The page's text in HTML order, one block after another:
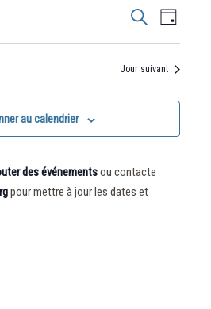
Recherche
et
navigation
Évènements
Recherche
de
vues
Jour
Jour suivant
au calendrier
des événementsou contacte
pour mettre à jour les dates et